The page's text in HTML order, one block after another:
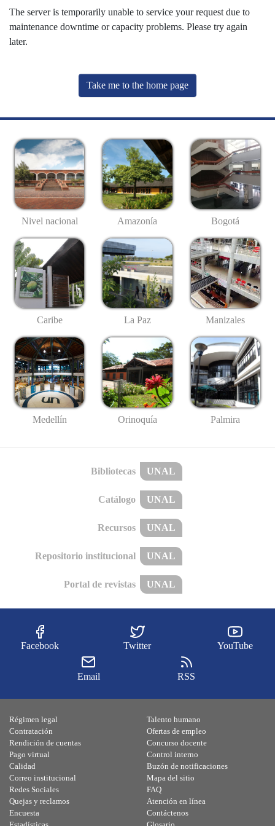
The server is temporarily unable to service your request due to
maintenance downtime or capacity problems. Please try again
later.
Take me to the home page
Nivel nacional Amazonía Bogotá
Caribe La Paz Manizales
Medellín Orinoquía Palmira
Bibliotecas UNAL
Catálogo UNAL
Recursos UNAL
Repositorio institucional UNAL
Portal de revistas UNAL
Facebook Twitter YouTube
Email RSS
Régimen legal
Contratación
Rendición de cuentas
Pago virtual
Calidad
Talento humano
Ofertas de empleo
Concurso docente
Control interno
Buzón de notificaciones
Correo institucional
Redes Sociales
Quejas y reclamos
Encuesta
Mapa del sitio
FAQ
Atención en línea
Contáctenos